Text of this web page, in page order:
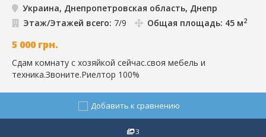
Украина, Днепропетровская область, Днепр
Этаж/Этажей всего: 7/9 Общая площадь: 45 м2
5 000 грн.
Сдам комнату с хозяйкой сейчас.своя мебель и
техника.Звоните.Риелтор 100%
Добавить к сравнению
3